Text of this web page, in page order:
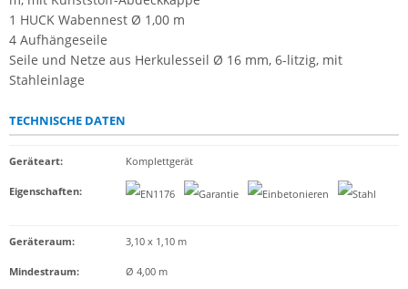
1 HUCK Wabennest Ø 1,00 m
4 Aufhängeseile
Seile und Netze aus Herkulesseil Ø 16 mm, 6-litzig, mit
Stahleinlage
TECHNISCHE DATEN
Geräteart: Komplettgerät
Eigenschaften:
Geräteraum: 3,10 x 1,10 m
Mindestraum: Ø 4,00 m